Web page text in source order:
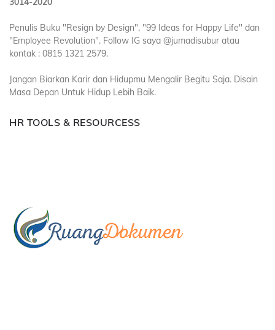
Penulis Buku "Resign by Design", "99 Ideas for Happy Life" dan
"Employee Revolution". Follow IG saya @jumadisubur atau
kontak : 0815 1321 2579.
Jangan Biarkan Karir dan Hidupmu Mengalir Begitu Saja. Disain
Masa Depan Untuk Hidup Lebih Baik.
HR TOOLS & RESOURCESS